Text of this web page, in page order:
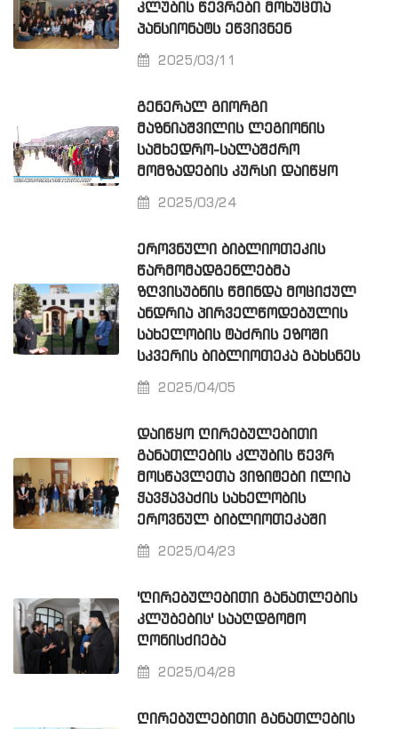
ᲙᲚᲣᲑᲘᲡ ᲬᲔᲕᲠᲔᲑᲘ ᲛᲝᲮᲣᲪᲗᲐ
ᲞᲐᲜᲡᲘᲝᲜᲐᲢᲡ ᲔᲬᲕᲘᲕᲜᲔᲜ
2025/03/11
ᲒᲔᲜᲔᲠᲐᲚ ᲒᲘᲝᲠᲒᲘ
ᲛᲐᲖᲜᲘᲐᲨᲕᲘᲚᲘᲡ ᲚᲔᲒᲘᲝᲜᲘᲡ
ᲡᲐᲛᲮᲔᲓᲠᲝ-ᲡᲐᲚᲐᲨᲥᲠᲝ
ᲛᲝᲛᲖᲐᲓᲔᲑᲘᲡ ᲙᲣᲠᲡᲘ ᲓᲐᲘᲬᲧᲝ
2025/03/24
ᲔᲠᲝᲕᲜᲣᲚᲘ ᲑᲘᲑᲚᲘᲝᲗᲔᲙᲘᲡ
ᲬᲐᲠᲛᲝᲛᲐᲓᲒᲔᲜᲚᲔᲑᲛᲐ
ᲖᲦᲕᲘᲡᲣᲑᲜᲘᲡ ᲬᲛᲘᲜᲓᲐ ᲛᲝᲪᲘᲥᲣᲚ
ᲐᲜᲓᲠᲘᲐ ᲞᲘᲠᲕᲔᲚᲬᲝᲓᲔᲑᲣᲚᲘᲡ
ᲡᲐᲮᲔᲚᲝᲑᲘᲡ ᲢᲐᲫᲠᲘᲡ ᲔᲖᲝᲨᲘ
ᲡᲙᲕᲔᲠᲘᲡ ᲑᲘᲑᲚᲘᲝᲗᲔᲙᲐ ᲒᲐᲮᲡᲜᲔᲡ
2025/04/05
ᲓᲐᲘᲬᲧᲝ ᲦᲘᲠᲔᲑᲣᲚᲔᲑᲘᲗᲘ
ᲒᲐᲜᲐᲗᲚᲔᲑᲘᲡ ᲙᲚᲣᲑᲘᲡ ᲬᲔᲕᲠ
ᲛᲝᲡᲬᲐᲕᲚᲔᲗᲐ ᲕᲘᲖᲘᲢᲔᲑᲘ ᲘᲚᲘᲐ
ᲭᲐᲕᲭᲐᲕᲐᲫᲘᲡ ᲡᲐᲮᲔᲚᲝᲑᲘᲡ
ᲔᲠᲝᲕᲜᲣᲚ ᲑᲘᲑᲚᲘᲝᲗᲔᲙᲐᲨᲘ
2025/04/23
'ᲦᲘᲠᲔᲑᲣᲚᲔᲑᲘᲗᲘ ᲒᲐᲜᲐᲗᲚᲔᲑᲘᲡ
ᲙᲚᲣᲑᲔᲑᲘᲡ' ᲡᲐᲐᲦᲓᲒᲝᲛᲝ
ᲦᲝᲜᲘᲡᲫᲘᲔᲑᲐ
2025/04/28
ᲦᲘᲠᲔᲑᲣᲚᲔᲑᲘᲗᲘ ᲒᲐᲜᲐᲗᲚᲔᲑᲘᲡ